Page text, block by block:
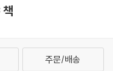
주문/배송